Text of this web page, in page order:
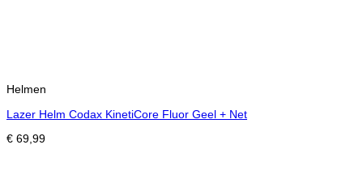
Helmen
Lazer Helm Codax KinetiCore Fluor Geel + Net
€ 69,99